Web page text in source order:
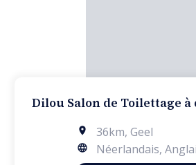
Dilou Salon de Toilettage à
36km, Geel
Néerlandais,